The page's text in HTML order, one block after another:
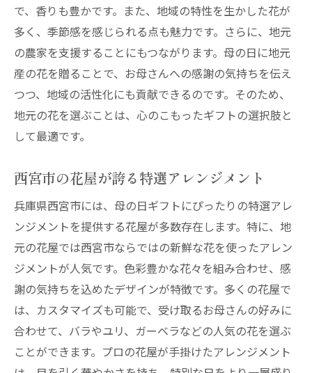
で、香りも豊かです。また、地域の特性を生かした花が
多く、季節感を感じられる点も魅力です。さらに、地元
の農家を支援することにもつながります。母の日に地元
産の花を贈ることで、お母さんへの感謝の気持ちを伝え
つつ、地域の活性化にも貢献できるのです。そのため、
地元の花を選ぶことは、心のこもったギフトの選択肢と
して最適です。
西宮市の花屋が誇る特選アレンジメント
兵庫県西宮市には、母の日ギフトにぴったりの特選アレ
ンジメントを提供する花屋が多数存在します。特に、地
元の花屋では西宮市ならではの新鮮な花を使ったアレン
ジメントが人気です。色彩豊かな花々を組み合わせ、感
謝の気持ちを込めたデザインが特徴です。多くの花屋で
は、カスタマイズも可能で、受け取るお母さんの好みに
合わせて、バラやユリ、ガーベラなどの人気の花を選ぶ
ことができます。プロの花屋が手掛けたアレンジメント